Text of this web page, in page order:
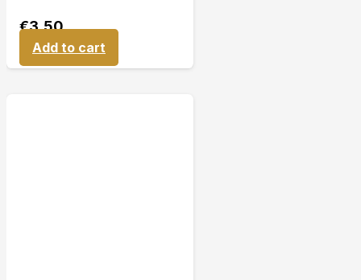
€3,50
Add to cart